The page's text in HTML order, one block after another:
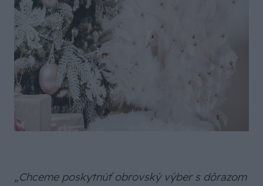
„Chceme poskytnúť obrovský výber s dôrazom